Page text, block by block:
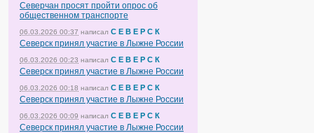
Северчан просят пройти опрос об
общественном транспорте
06.03.2026 00:37 написал С Е В Е Р С К
Северск принял участие в Лыжне России
06.03.2026 00:23 написал С Е В Е Р С К
Северск принял участие в Лыжне России
06.03.2026 00:18 написал С Е В Е Р С К
Северск принял участие в Лыжне России
06.03.2026 00:09 написал С Е В Е Р С К
Северск принял участие в Лыжне России